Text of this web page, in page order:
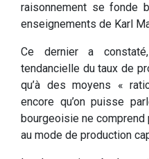
raisonnement se fonde
enseignements de Karl
Ce dernier a
tendancielle du taux de
qu’à des moyens «
encore qu’on puisse
bourgeoisie ne
au mode de production